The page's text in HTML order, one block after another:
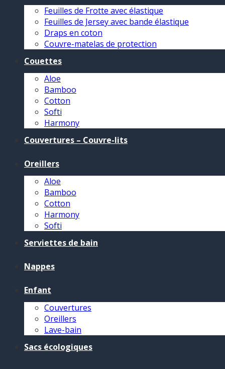
Feuilles de Frotte avec élastique
Feuilles de Jersey avec bande élastique
Draps en coton
Couvre-matelas de protection
Couettes
Aloe
Bamboo
Cotton
Softi
Harmony
Couvertures – Couvre-lits
Oreillers
Aloe
Bamboo
Cotton
Harmony
Softi
Serviettes de bain
Nappes
Enfant
Couvertures
Oreillers
Lave-bain
Sacs écologiques